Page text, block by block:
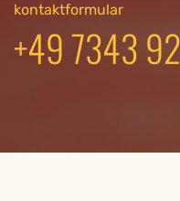
kontaktformular
+49 7343